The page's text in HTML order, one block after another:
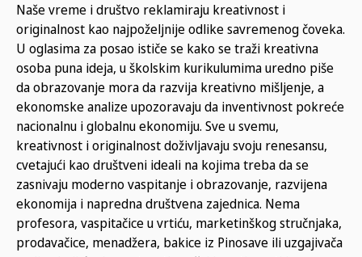
Naše vreme i društvo reklamiraju kreativnost i
originalnost kao najpoželjnije odlike savremenog čoveka.
U oglasima za posao ističe se kako se traži kreativna
osoba puna ideja, u školskim kurikulumima uredno piše
da obrazovanje mora da razvija kreativno mišljenje, a
ekonomske analize upozoravaju da inventivnost pokreće
nacionalnu i globalnu ekonomiju. Sve u svemu,
kreativnost i originalnost doživljavaju svoju renesansu,
cvetajući kao društveni ideali na kojima treba da se
zasnivaju moderno vaspitanje i obrazovanje, razvijena
ekonomija i napredna društvena zajednica. Nema
profesora, vaspitačice u vrtiću, marketinškog stručnjaka,
prodavačice, menadžera, bakice iz Pinosave ili uzgajivača